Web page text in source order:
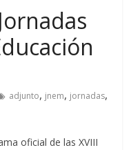
adjunto, jnem, jornadas,
oficial de las XVIII